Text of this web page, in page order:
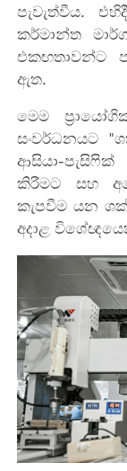
පැවැත්වීය.
කර්මාන්ත
එකඟතාවන්ට
ඇත.
මෙම
සංවර්ධනයට
ආසියා-
කිරීමට සහ
කැපවීම යන
අදාළ